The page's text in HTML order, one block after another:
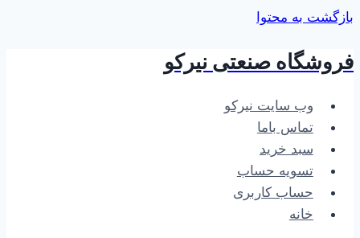
بازگشت به محتوا
فروشگاه صنعتی نیرکو
وب سایت نیرکو
تماس باما
سبد خرید
تسویه حساب
حساب کاربری
خانه